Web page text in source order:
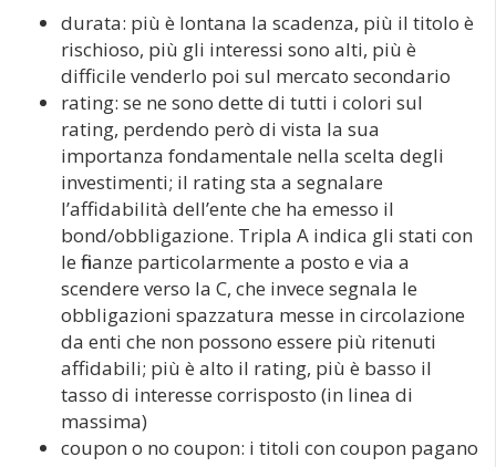
durata: più è lontana la scadenza, più il titolo è
rischioso, più gli interessi sono alti, più è
difficile venderlo poi sul mercato secondario
rating: se ne sono dette di tutti i colori sul
rating, perdendo però di vista la sua
importanza fondamentale nella scelta degli
investimenti; il rating sta a segnalare
l’affidabilità dell’ente che ha emesso il
bond/obbligazione. Tripla A indica gli stati con
le finanze particolarmente a posto e via a
scendere verso la C, che invece segnala le
obbligazioni spazzatura messe in circolazione
da enti che non possono essere più ritenuti
affidabili; più è alto il rating, più è basso il
tasso di interesse corrisposto (in linea di
massima)
coupon o no coupon: i titoli con coupon pagano